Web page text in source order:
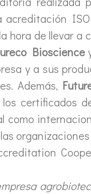
hora de llevar a
Bioscience
y a sus
Además,
certificados
como
las